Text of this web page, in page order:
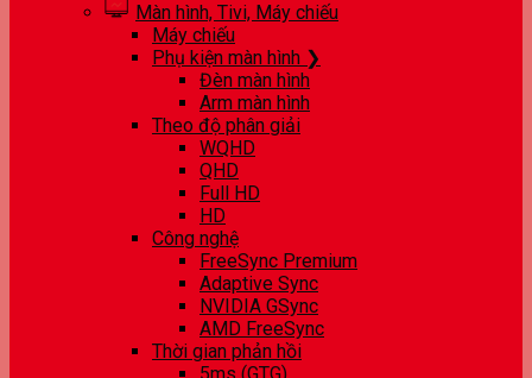
Màn hình, Tivi, Máy chiếu
Máy chiếu
Phụ kiện màn hình ❯
Đèn màn hình
Arm màn hình
Theo độ phân giải
WQHD
QHD
Full HD
HD
Công nghệ
FreeSync Premium
Adaptive Sync
NVIDIA GSync
AMD FreeSync
Thời gian phản hồi